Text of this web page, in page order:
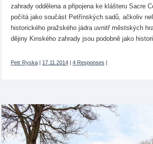
zahrady oddělena a připojena ke klášteru Sacre
počítá jako součást Petřínských sadů, ačkoliv
historického pražského jádra uvnitř městských
dějiny Kinského zahrady jsou podobně jako
Petr Ryska| 17.11.2014| 4 Responses |